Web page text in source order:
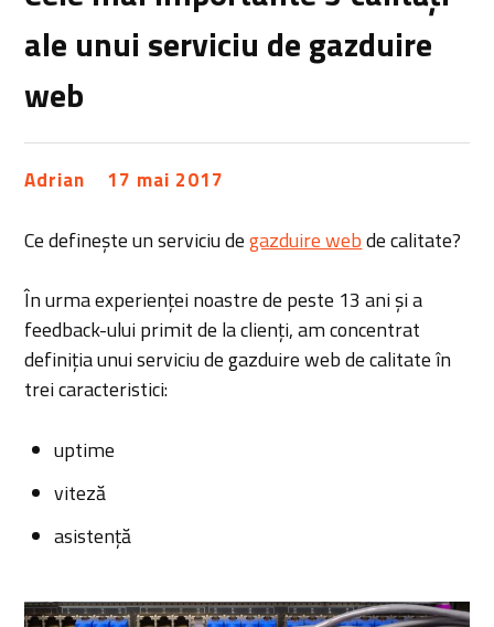
ale unui serviciu de gazduire
web
Adrian 17 mai 2017
Ce definește un serviciu degazduire webde calitate?
În urma experienței noastre de peste 13 ani și a
feedback-ului primit de la clienți, am concentrat
definiția unui serviciu de gazduire web de calitate în
trei caracteristici:
uptime
viteză
asistență